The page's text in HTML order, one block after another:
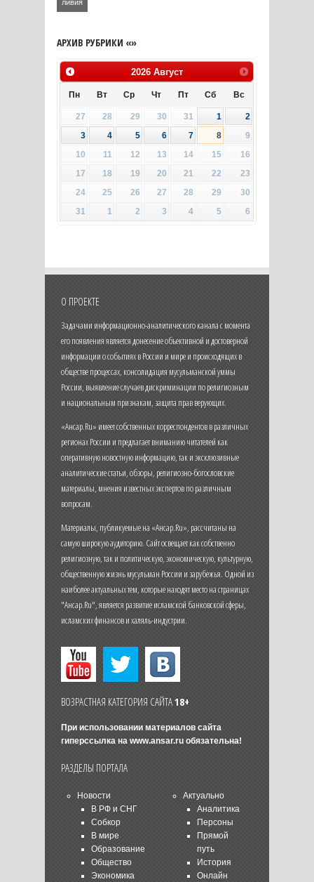
ливия
АРХИВ РУБРИКИ «»
2026 Август
Пн Вт Ср Чт Пт Сб Вс
27 28 29 30 31 1
2
3
4 5 6 7 8
9
10
11 12 13 14 15
16
17
18 19 20 21 22
23
24
25 26 27 28 29
30
31
1 2 3 4 5 6
О ПРОЕКТЕ
Задачами информационно-аналитического канала с момента
его появления является донесение объективной и достоверной
информации о событиях в России и мире и происходящих в
обществе процессах, консолидация мусульманской уммы
России, выявление случаев дискриминации по религиозным
и национальным признакам, защита прав верующих.
«Ансар.Ru» имеет собственных корреспондентов в различных
регионах России и предлагает вниманию читателей как
оперативную новостную информацию, так и эксклюзивные
аналитические статьи, обзоры, религиозно-богословские
материалы, мнения известных экспертов по различным
вопросам.
Материалы, публикуемые на «Ансар.Ru», рассчитаны на
самую широкую аудиторию. Сайт освещает как собственно
религиозную, так и политическую, экономическую, культурную,
общественную жизнь мусульман России и зарубежья. Одной из
наиболее актуальных тем, которые находят место на страницах
"Ансар.Ru", является развитие исламской банковской сферы,
исламских финансов и халяль-индустрии.
ВОЗРАСТНАЯ КАТЕГОРИЯ САЙТА18+
При использовании материалов сайта
гиперссылка на www.ansar.ruобязательна!
РАЗДЕЛЫ ПОРТАЛА
Новости
В РФ и СНГ
Собкор
В мире
Образование
Общество
Экономика
Актуально
Аналитика
Персоны
Прямой
путь
История
Онлайн